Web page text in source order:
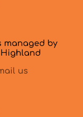
managed by
us